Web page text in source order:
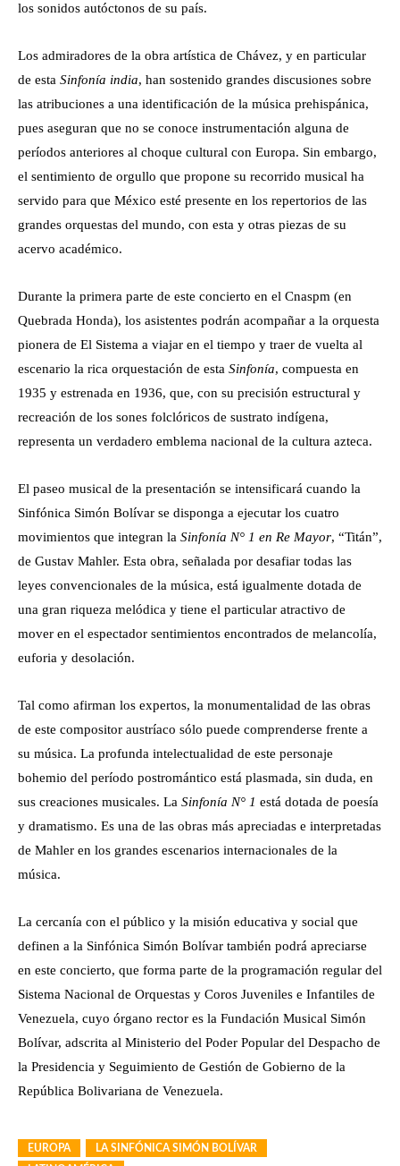
los sonidos autóctonos de su país.
Los admiradores de la obra artística de Chávez, y en particular
de esta Sinfonía india, han sostenido grandes discusiones sobre
las atribuciones a una identificación de la música prehispánica,
pues aseguran que no se conoce instrumentación alguna de
períodos anteriores al choque cultural con Europa. Sin embargo,
el sentimiento de orgullo que propone su recorrido musical ha
servido para que México esté presente en los repertorios de las
grandes orquestas del mundo, con esta y otras piezas de su
acervo académico.
Durante la primera parte de este concierto en el Cnaspm (en
Quebrada Honda), los asistentes podrán acompañar a la orquesta
pionera de El Sistema a viajar en el tiempo y traer de vuelta al
escenario la rica orquestación de esta Sinfonía, compuesta en
1935 y estrenada en 1936, que, con su precisión estructural y
recreación de los sones folclóricos de sustrato indígena,
representa un verdadero emblema nacional de la cultura azteca.
El paseo musical de la presentación se intensificará cuando la
Sinfónica Simón Bolívar se disponga a ejecutar los cuatro
movimientos que integran la Sinfonía N° 1 en Re Mayor, “Titán”,
de Gustav Mahler. Esta obra, señalada por desafiar todas las
leyes convencionales de la música, está igualmente dotada de
una gran riqueza melódica y tiene el particular atractivo de
mover en el espectador sentimientos encontrados de melancolía,
euforia y desolación.
Tal como afirman los expertos, la monumentalidad de las obras
de este compositor austríaco sólo puede comprenderse frente a
su música. La profunda intelectualidad de este personaje
bohemio del período postromántico está plasmada, sin duda, en
sus creaciones musicales. La Sinfonía N° 1 está dotada de poesía
y dramatismo. Es una de las obras más apreciadas e interpretadas
de Mahler en los grandes escenarios internacionales de la
música.
La cercanía con el público y la misión educativa y social que
definen a la Sinfónica Simón Bolívar también podrá apreciarse
en este concierto, que forma parte de la programación regular del
Sistema Nacional de Orquestas y Coros Juveniles e Infantiles de
Venezuela, cuyo órgano rector es la Fundación Musical Simón
Bolívar, adscrita al Ministerio del Poder Popular del Despacho de
la Presidencia y Seguimiento de Gestión de Gobierno de la
República Bolivariana de Venezuela.
EUROPA
LA SINFÓNICA SIMÓN BOLÍVAR